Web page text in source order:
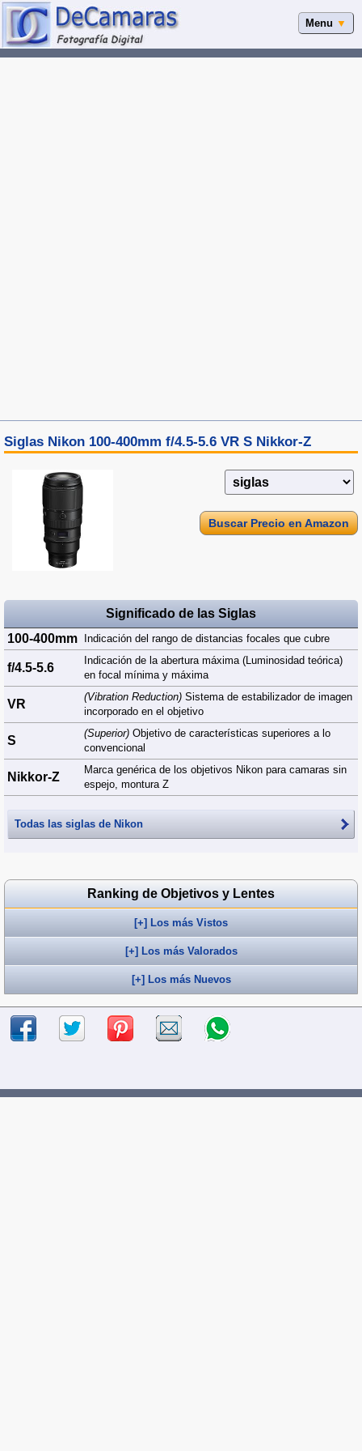
Menu ▼
Siglas Nikon 100-400mm f/4.5-5.6 VR S Nikkor-Z
Buscar Precio en Amazon
Significado de las Siglas
100-400mm
Indicación del rango de distancias focales que cubre
f/4.5-5.6
Indicación de la abertura máxima (Luminosidad teórica)
en focal mínima y máxima
VR
(Vibration Reduction) Sistema de estabilizador de imagen
incorporado en el objetivo
S
(Superior) Objetivo de características superiores a lo
convencional
Nikkor-Z
Marca genérica de los objetivos Nikon para camaras sin
espejo, montura Z
Todas las siglas de Nikon
Ranking de Objetivos y Lentes
[+] Los más Vistos
[+] Los más Valorados
[+] Los más Nuevos